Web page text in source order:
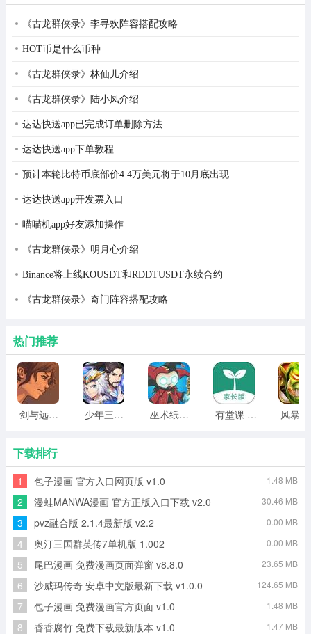
3、云存储：支持云存储和同步，允许用户随时随地在不同
《古龙群侠录》李寻欢阵容搭配攻略
HOT币是什么币种
《古龙群侠录》林仙儿介绍
《古龙群侠录》陆小凤介绍
达达快送app已完成订单删除方法
达达快送app下单教程
预计本轮比特币底部价4.4万美元将于10月底出现
达达快送app开发票入口
喵喵机app好友添加操作
《古龙群侠录》明月心介绍
Binance将上线KOUSDT和RDDTUSDT永续合约
《古龙群侠录》奇门阵容搭配攻略
热门推荐
剑与远行人全角色版 vv1.14 少年三国志2无限元宝版最新版 vv5.3.9 巫术纸牌游戏 vv1.1.14 有堂课 v1.2.2
下载排行
1 包子漫画 官方入口网页版 v1.0 1.48 MB
2 漫蛙MANWA漫画 官方正版入口下载 v2.0 30.46 MB
3 pvz融合版 2.1.4最新版 v2.2 0.00 MB
4 奥汀三国群英传7单机版 1.002 0.00 MB
5 尾巴漫画 免费漫画页面弹窗 v8.8.0 23.65 MB
6 沙威玛传奇 安卓中文版最新下载 v1.0.0 124.65 MB
7 包子漫画 免费漫画官方页面 v1.0 1.48 MB
8 香香腐竹 免费下载最新版本 v1.0 1.47 MB